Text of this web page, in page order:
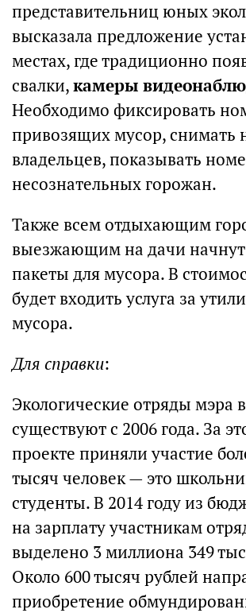
представительниц юных
высказала предложение
местах, где традиционно
свалки,камеры
Необходимо фиксировать
привозящих мусор, снимать
владельцев, показывать
несознательных горожан.
Также всем отдыхающим
выезжающим на дачи начнут
пакеты для мусора. В
будет входить услуга за
мусора.
Для справки:
Экологические отряды мэра
существуют с 2006 года. За
проекте приняли участие
тысяч человек — это
студенты. В 2014 году из
на зарплату участникам
выделено 3 миллиона 349
Около 600 тысяч рублей
приобретение